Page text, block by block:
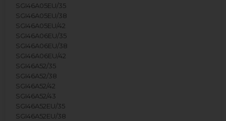
SGI46A05EU/35
SGI46A05EU/38
SGI46A05EU/42
SGI46A06EU/35
SGI46A06EU/38
SGI46A06EU/42
SGI46A52/35
SGI46A52/38
SGI46A52/42
SGI46A52/43
SGI46A52EU/35
SGI46A52EU/38